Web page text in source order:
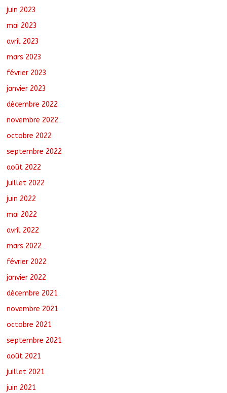
juin 2023
mai 2023
avril 2023
mars 2023
février 2023
janvier 2023
décembre 2022
novembre 2022
octobre 2022
septembre 2022
août 2022
juillet 2022
juin 2022
mai 2022
avril 2022
mars 2022
février 2022
janvier 2022
décembre 2021
novembre 2021
octobre 2021
septembre 2021
août 2021
juillet 2021
juin 2021